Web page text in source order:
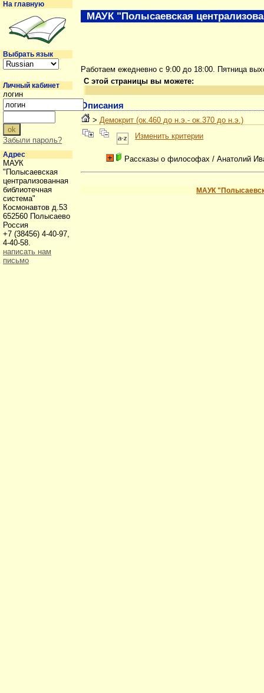
Работаем ежедневно с 9:00 до 18:00. Пятница
С этой страницы вы можете:
Описания
>Демокрит (ок.460 до н.э.- ок.370 до н.э.)
Изменить критерии
Рассказы о философах / Анатолий
МАУК
МАУК "Полысаевская
На главную
Выбрать язык
Личный кабинет
логин
Забыли пароль?
Адрес
МАУК
"Полысаевская
централизованная
библиотечная
система"
Космонавтов д.53
652560 Полысаево
Россия
+7 (38456) 4-40-97,
4-40-58.
написать нам
письмо